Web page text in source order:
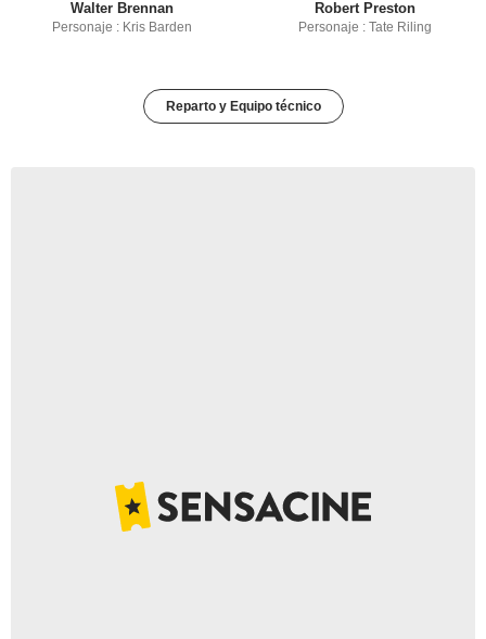
Walter Brennan
Personaje : Kris Barden
Robert Preston
Personaje : Tate Riling
Reparto y Equipo técnico